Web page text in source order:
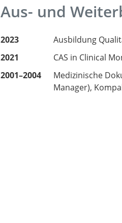
Aus- und
2023
Ausbildung
2021
CAS in Clinical
2001–2004
Medizinische
Manager),